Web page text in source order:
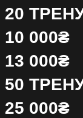
20
10 000₴
13 000₴
50
25 000₴